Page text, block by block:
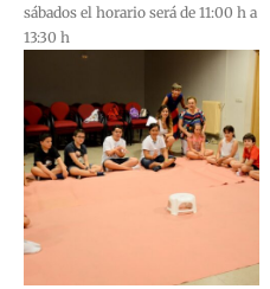
sábados el horario será de 11:00 h a
13:30 h